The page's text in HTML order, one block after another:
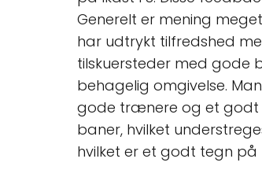
Generelt er mening
har udtrykt tilfredshed
tilskuersteder med gode
behagelig omgivelse.
gode trænere og et godt
baner, hvilket
hvilket er et godt tegn